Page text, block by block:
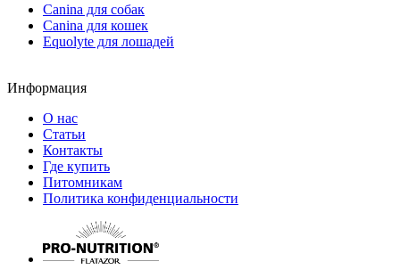
Canina для собак
Canina для кошек
Equolyte для лошадей
Информация
О нас
Статьи
Контакты
Где купить
Питомникам
Политика конфиденциальности